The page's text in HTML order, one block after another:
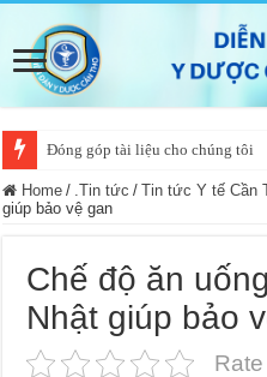
Đóng góp tài liệu cho chúng tôi
Home / .Tin tức / Tin tức Y tế Cần
giúp bảo vệ gan
Chế độ ăn
Nhật giúp bảo